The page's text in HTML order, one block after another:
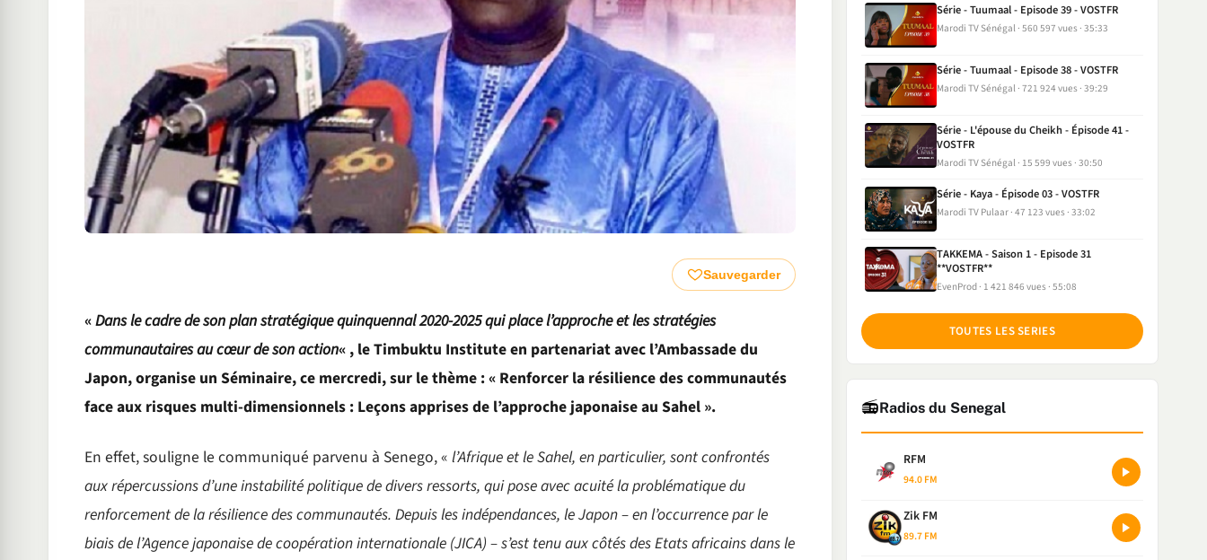
Sauvegarder
«Dans le cadre de son plan stratégique quinquennal 2020-2025 qui place l’approche et les stratégies
communautaires au cœur de son action« , le Timbuktu Institute en partenariat avec l’Ambassade du
Japon, organise un Séminaire, ce mercredi, sur le thème : « Renforcer la résilience des communautés
face aux risques multi-dimensionnels : Leçons apprises de l’approche japonaise au Sahel ».
En effet, souligne le communiqué parvenu à Senego, « l’Afrique et le Sahel, en particulier, sont confrontés
aux répercussions d’une instabilité politique de divers ressorts, qui pose avec acuité la problématique du
renforcement de la résilience des communautés. Depuis les indépendances, le Japon – en l’occurrence par le
biais de l’Agence japonaise de coopération internationale (JICA) – s’est tenu aux côtés des Etats africains dans le
Série - Tuumaal - Episode 39 - VOSTFR
Marodi TV Sénégal 560 597 vues 35:33
Série - Tuumaal - Episode 38 - VOSTFR
Marodi TV Sénégal 721 924 vues 39:29
Série - L'épouse du Cheikh - Épisode 41 -
VOSTFR
Marodi TV Sénégal 15 599 vues 30:50
Série - Kaya - Épisode 03 - VOSTFR
Marodi TV Pulaar 47 123 vues 33:02
TAKKEMA - Saison 1 - Episode 31
**VOSTFR**
EvenProd 1 421 846 vues 55:08
TOUTES LES SERIES
📻Radios du Senegal
RFM
94.0 FM
Zik FM
89.7 FM